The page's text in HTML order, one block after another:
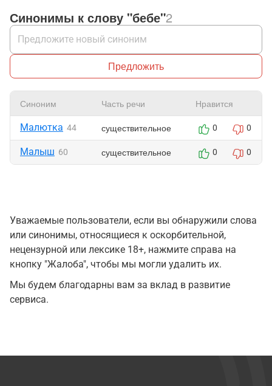
Синонимы к слову "бебе"2
Предложить
Синоним Часть речи Нравится
Малютка 44 существительное 0 0
Малыш 60 существительное 0 0
Уважаемые пользователи, если вы обнаружили слова
или синонимы, относящиеся к оскорбительной,
нецензурной или лексике 18+, нажмите справа на
кнопку "Жалоба", чтобы мы могли удалить их.
Мы будем благодарны вам за вклад в развитие
сервиса.